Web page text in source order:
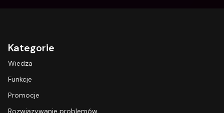
Kategorie
Wiedza
Funkcje
Promocje
Rozwiązywanie problemów